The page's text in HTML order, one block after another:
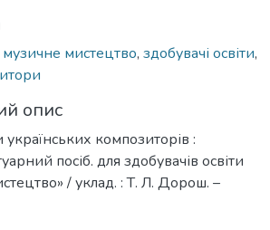
музичне мистецтво, здобувачі освіти,
опис
композиторів :
посіб. для здобувачів освіти
/ уклад. : Т. Л. Дорош. –